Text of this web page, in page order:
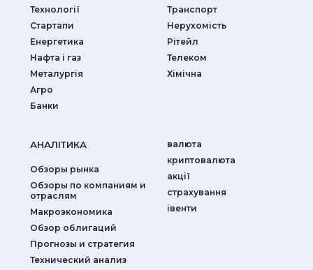
Технології
Стартапи
Енергетика
Нафта і газ
Металургія
Агро
Банки
Транспорт
Нерухомість
Рітейл
Телеком
Хімічна
АНАЛIТИКА
Обзоры рынка
Обзоры по компаниям и
отраслям
Макроэкономика
Обзор облигаций
Прогнозы и стратегия
Технический анализ
валюта
криптовалюта
акції
страхування
iвенти